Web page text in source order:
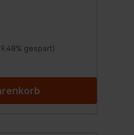
gespart)